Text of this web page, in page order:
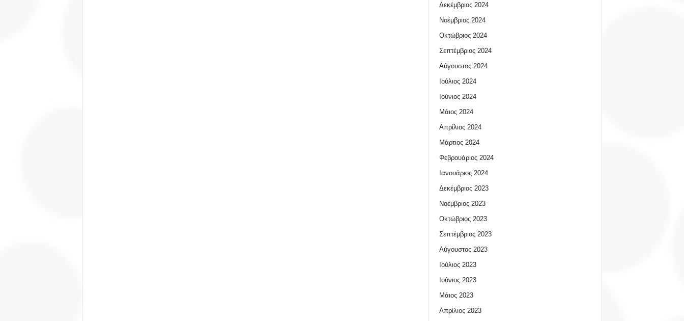
Δεκέμβριος 2024
Νοέμβριος 2024
Οκτώβριος 2024
Σεπτέμβριος 2024
Αύγουστος 2024
Ιούλιος 2024
Ιούνιος 2024
Μάιος 2024
Απρίλιος 2024
Μάρτιος 2024
Φεβρουάριος 2024
Ιανουάριος 2024
Δεκέμβριος 2023
Νοέμβριος 2023
Οκτώβριος 2023
Σεπτέμβριος 2023
Αύγουστος 2023
Ιούλιος 2023
Ιούνιος 2023
Μάιος 2023
Απρίλιος 2023